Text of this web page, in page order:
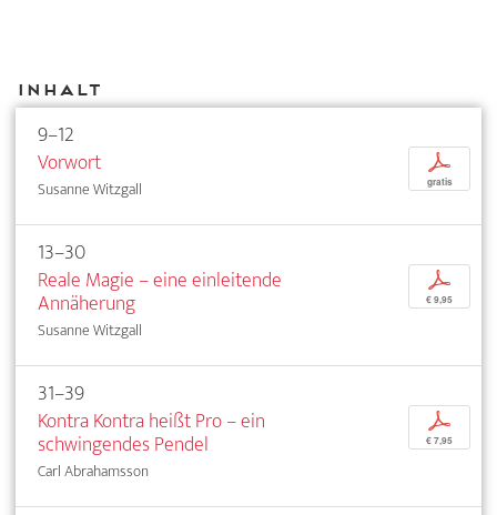
Inhalt
9–12
Vorwort
Susanne Witzgall
p
gratis
13–30
Reale Magie – eine einleitende
Annäherung
Susanne Witzgall
p
€ 9,95
31–39
Kontra Kontra heißt Pro – ein
schwingendes Pendel
Carl Abrahamsson
p
€ 7,95